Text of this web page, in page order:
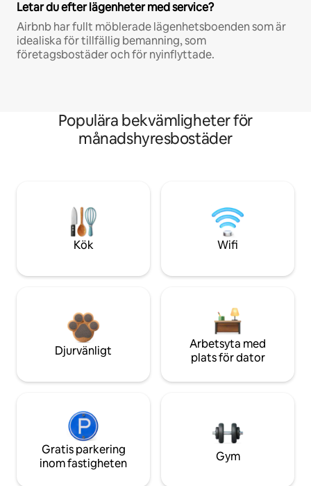
Letar du efter lägenheter med service?
Airbnb har fullt möblerade lägenhetsboenden som är
idealiska för tillfällig bemanning, som
företagsbostäder och för nyinflyttade.
Populära bekvämligheter för
månadshyresbostäder
Kök Wifi
Djurvänligt
Arbetsyta med
plats för dator
Gratis parkering
inom fastigheten
Gym